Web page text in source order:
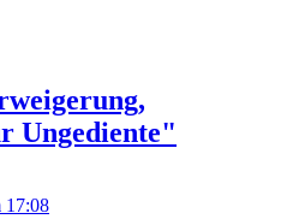
Ungediente"
17:08